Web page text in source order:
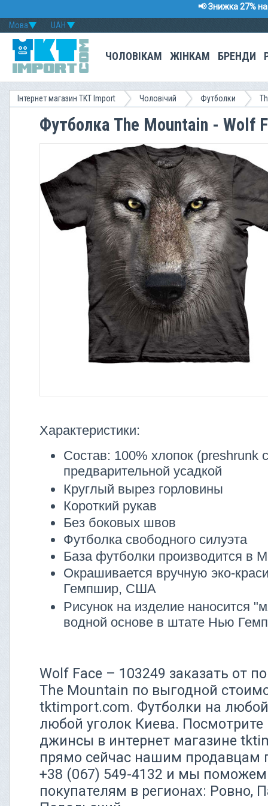
📢 Знижка 27%
UAH
Мова
ЧОЛОВІКАМ ЖІНКАМ БРЕНДИ
Інтернет магазин TKT Import Чоловічий Футболки
Футболка The Mountain - Wolf
Характеристики:
Состав: 100% хлопок (preshrunk
предварительной усадкой
Круглый вырез горловины
Короткий рукав
Без боковых швов
Футболка свободного силуэта
База футболки производится в
Окрашивается вручную эко-
Гемпшир, США
Рисунок на изделие наносится
водной основе в штате Нью
Wolf Face – 103249 заказать от
The Mountain по выгодной
tktimport.com. Футболки на любой
любой уголок Киева. Посмотрите
джинсы в интернет магазине
прямо сейчас нашим продавцам
+38 (067) 549-4132 и мы поможем
покупателям в регионах: Ровно,